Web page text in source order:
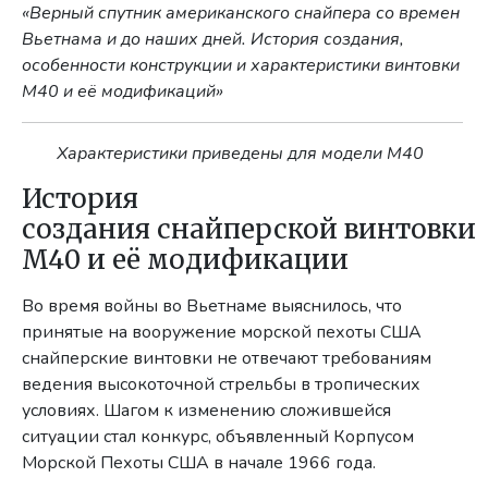
«Верный спутник американского снайпера со времен
Вьетнама и до наших дней. История создания,
особенности конструкции и характеристики винтовки
M40 и её модификаций»
Характеристики приведены для модели M40
История
создания снайперской винтовки
M40 и её модификации
Во время войны во Вьетнаме выяснилось, что
принятые на вооружение морской пехоты США
снайперские винтовки не отвечают требованиям
ведения высокоточной стрельбы в тропических
условиях. Шагом к изменению сложившейся
ситуации стал конкурс, объявленный Корпусом
Морской Пехоты США в начале 1966 года.